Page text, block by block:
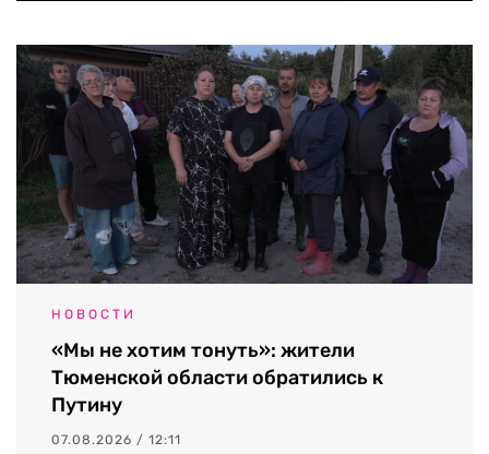
НОВОСТИ
«Мы не хотим тонуть»: жители
Тюменской области обратились к
Путину
07.08.2026 / 12:11